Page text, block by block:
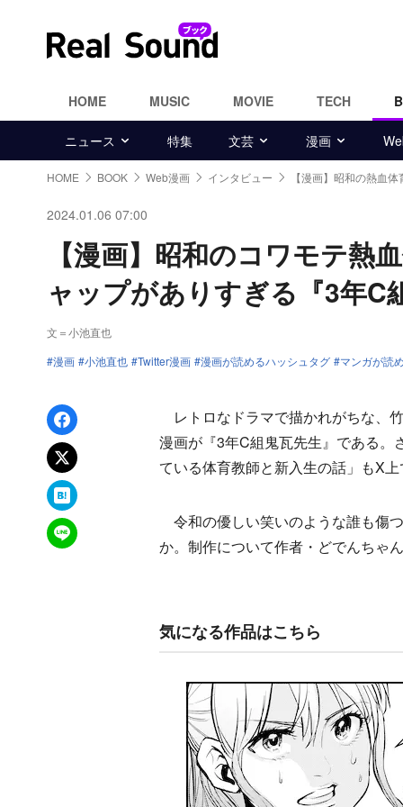
HOME MUSIC MOVIE TECH
ニュース 特集 文芸 漫画
HOME BOOK Web漫画 インタビュー 【漫画】昭和の熱血
2024.01.06 07:00
【漫画】昭和のコワモテ
ャップがありすぎる『3年C
文＝小池直也
漫画
小池直也 Twitter漫画 漫画が読めるハッシュタグ マンガが読
Facebookでシェア
xでポスト
はてなブックマーク
LINEで送る
レトロなドラマで描かれがちな、
漫画が『3年C組鬼瓦先生』である。
ている体育教師と新入生の話」もX
令和の優しい笑いのような誰も傷
か。制作について作者・どでんちゃ
気になる作品はこちら